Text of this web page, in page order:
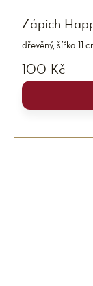
Zápich
100 Kč
dřevěný, šířka 11